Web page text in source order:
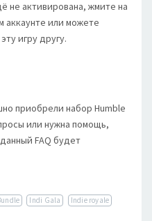
не активирована, жмите на
аккаунте или можете
игру другу.
приобрели набор Humble
или нужна помощь,
FAQ будет
Indi Gala
Indie royale